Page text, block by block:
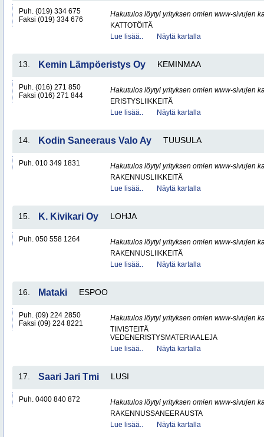
Puh. (019) 334 675
Faksi (019) 334 676
Hakutulos löytyi yrityksen omien www-sivujen
KATTOTÖITÄ
Lue lisää..
Näytä kartalla
13. Kemin Lämpöeristys Oy KEMINMAA
Puh. (016) 271 850
Faksi (016) 271 844
Hakutulos löytyi yrityksen omien www-sivujen
ERISTYSLIIKKEITÄ
Lue lisää..
Näytä kartalla
14. Kodin Saneeraus Valo Ay TUUSULA
Puh. 010 349 1831
Hakutulos löytyi yrityksen omien www-sivujen
RAKENNUSLIIKKEITÄ
Lue lisää..
Näytä kartalla
15. K. Kivikari Oy LOHJA
Puh. 050 558 1264
Hakutulos löytyi yrityksen omien www-sivujen
RAKENNUSLIIKKEITÄ
Lue lisää..
Näytä kartalla
16. Mataki ESPOO
Puh. (09) 224 2850
Faksi (09) 224 8221
Hakutulos löytyi yrityksen omien www-sivujen
TIIVISTEITÄ
VEDENERISTYSMATERIAALEJA
Lue lisää..
Näytä kartalla
17. Saari Jari Tmi LUSI
Puh. 0400 840 872
Hakutulos löytyi yrityksen omien www-sivujen
RAKENNUSSANEERAUSTA
Lue lisää..
Näytä kartalla